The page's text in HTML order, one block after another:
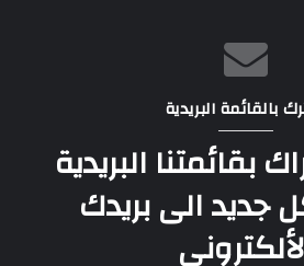
بالقائمة البريدية
بقائمتنا البريدية
جديد الى بريدك